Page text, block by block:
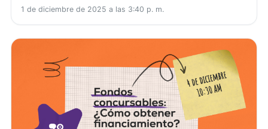
1 de diciembre de 2025 a las 3:40 p. m.